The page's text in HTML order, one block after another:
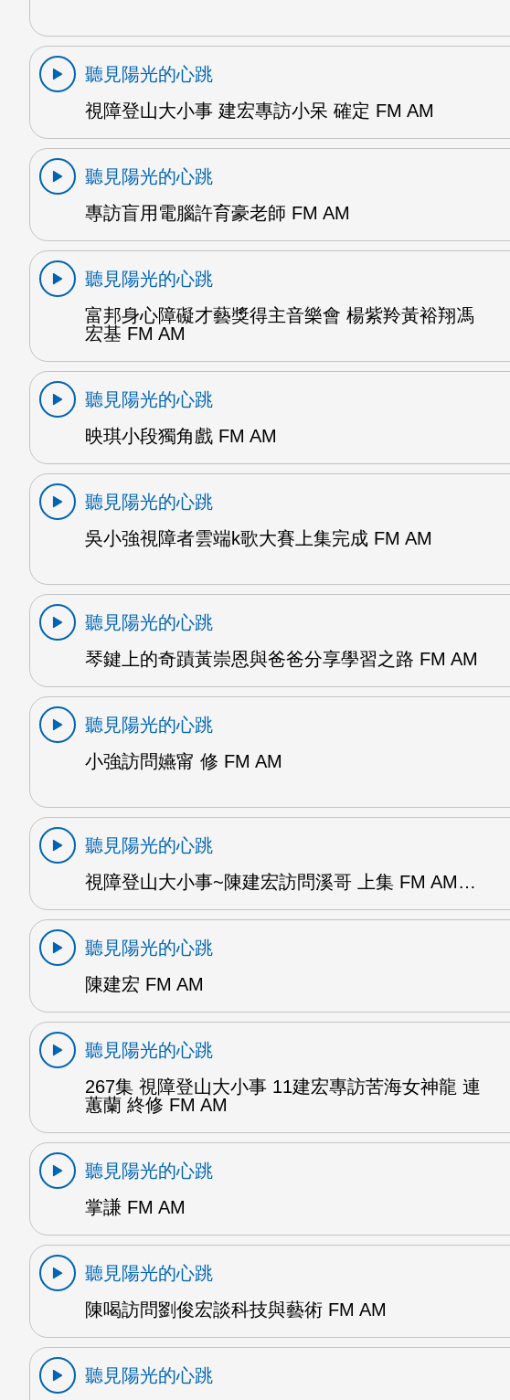
聽見陽光的心跳
視障登山大小事 建宏專訪小呆 確定 FM AM
聽見陽光的心跳
專訪盲用電腦許育豪老師 FM AM
聽見陽光的心跳
富邦身心障礙才藝獎得主音樂會 楊紫羚黃裕翔馮
宏基 FM AM
聽見陽光的心跳
映琪小段獨角戲 FM AM
聽見陽光的心跳
吳小強視障者雲端k歌大賽上集完成 FM AM
聽見陽光的心跳
琴鍵上的奇蹟黃崇恩與爸爸分享學習之路 FM AM
聽見陽光的心跳
小強訪問嬿甯 修 FM AM
聽見陽光的心跳
視障登山大小事~陳建宏訪問溪哥 上集 FM AM…
聽見陽光的心跳
陳建宏 FM AM
聽見陽光的心跳
267集 視障登山大小事 11建宏專訪苦海女神龍 連
蕙蘭 終修 FM AM
聽見陽光的心跳
掌謙 FM AM
聽見陽光的心跳
陳喝訪問劉俊宏談科技與藝術 FM AM
聽見陽光的心跳